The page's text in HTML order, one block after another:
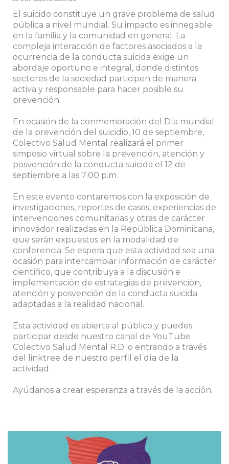
El suicido constituye un grave problema de salud
pública a nivel mundial. Su impacto es innegable
en la familia y la comunidad en general. La
compleja interacción de factores asociados a la
ocurrencia de la conducta suicida exige un
abordaje oportuno e integral, donde distintos
sectores de la sociedad participen de manera
activa y responsable para hacer posible su
prevención.
En ocasión de la conmemoración del Día mundial
de la prevención del suicidio, 10 de septiembre,
Colectivo Salud Mental realizará el primer
simposio virtual sobre la prevención, atención y
posvención de la conducta suicida el 12 de
septiembre a las 7:00 p.m.
En este evento contaremos con la exposición de
investigaciones, reportes de casos, experiencias de
intervenciones comunitarias y otras de carácter
innovador realizadas en la República Dominicana,
que serán expuestos en la modalidad de
conferencia. Se espera que esta actividad sea una
ocasión para intercambiar información de carácter
científico, que contribuya a la discusión e
implementación de estrategias de prevención,
atención y posvención de la conducta suicida
adaptadas a la realidad nacional.
Esta actividad es abierta al público y puedes
participar desde nuestro canal de YouTube
Colectivo Salud Mental R.D. o entrando a través
del linktree de nuestro perfil el día de la
actividad.
Ayúdanos a crear esperanza a través de la acción.